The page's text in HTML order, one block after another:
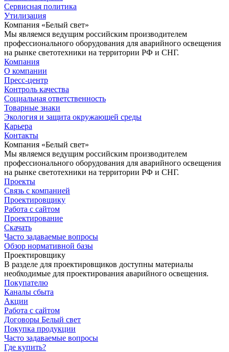
Сервисная политика
Утилизация
Компания «Белый свет»
Мы являемся ведущим российским производителем
профессионального оборудования для аварийного освещения
на рынке светотехники на территории РФ и СНГ.
Компания
О компании
Пресс-центр
Контроль качества
Социальная ответственность
Товарные знаки
Экология и защита окружающей среды
Карьера
Контакты
Компания «Белый свет»
Мы являемся ведущим российским производителем
профессионального оборудования для аварийного освещения
на рынке светотехники на территории РФ и СНГ.
Проекты
Связь с компанией
Проектировщику
Работа с сайтом
Проектирование
Скачать
Часто задаваемые вопросы
Обзор нормативной базы
Проектировщику
В разделе для проектировщиков доступны материалы
необходимые для проектирования аварийного освещения.
Покупателю
Каналы сбыта
Акции
Работа с сайтом
Договоры Белый свет
Покупка продукции
Часто задаваемые вопросы
Где купить?